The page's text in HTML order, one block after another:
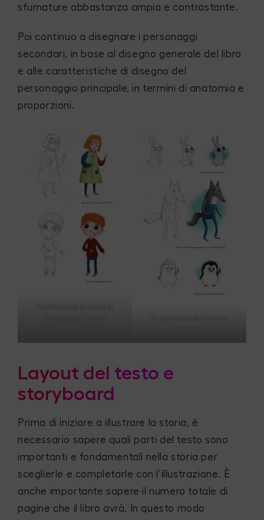
sfumature abbastanza ampia e contrastante.
Poi continuo a disegnare i personaggi
secondari, in base al disegno generale del libro
e alle caratteristiche di disegno del
personaggio principale, in termini di anatomia e
proporzioni.
Illustrazione schizzo di
personaggi umani
Illustrazione schizzo di
animali
Layout del testo e
storyboard
Prima di iniziare a illustrare la storia, è
necessario sapere quali parti del testo sono
importanti e fondamentali nella storia per
sceglierle e completarle con l’illustrazione. È
anche importante sapere il numero totale di
pagine che il libro avrà. In questo modo